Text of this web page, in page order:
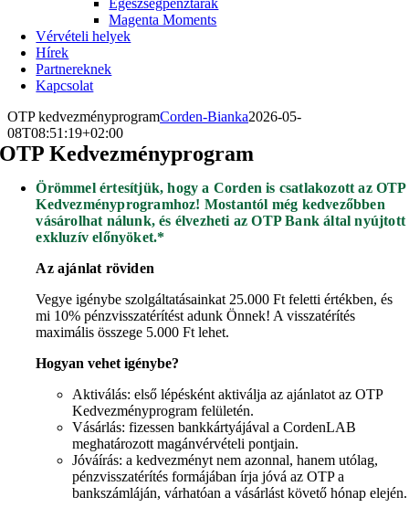
Egészségpénztárak
Magenta Moments
Vérvételi helyek
Hírek
Partnereknek
Kapcsolat
OTP kedvezményprogramCorden-Bianka2026-05-
08T08:51:19+02:00
OTP Kedvezményprogram
Örömmel értesítjük, hogy a Corden is csatlakozott az OTP
Kedvezményprogramhoz! Mostantól még kedvezőbben
vásárolhat nálunk, és élvezheti az OTP Bank által nyújtott
exkluzív előnyöket.*
Az ajánlat röviden
Vegye igénybe szolgáltatásainkat 25.000 Ft feletti értékben, és
mi 10% pénzvisszatérítést adunk Önnek! A visszatérítés
maximális összege 5.000 Ft lehet.
Hogyan vehet igénybe?
Aktiválás: első lépésként aktiválja az ajánlatot az OTP
Kedvezményprogram felületén.
Vásárlás: fizessen bankkártyájával a CordenLAB
meghatározott magánvérvételi pontjain.
Jóváírás: a kedvezményt nem azonnal, hanem utólag,
pénzvisszatérítés formájában írja jóvá az OTP a
bankszámláján, várhatóan a vásárlást követő hónap elején.